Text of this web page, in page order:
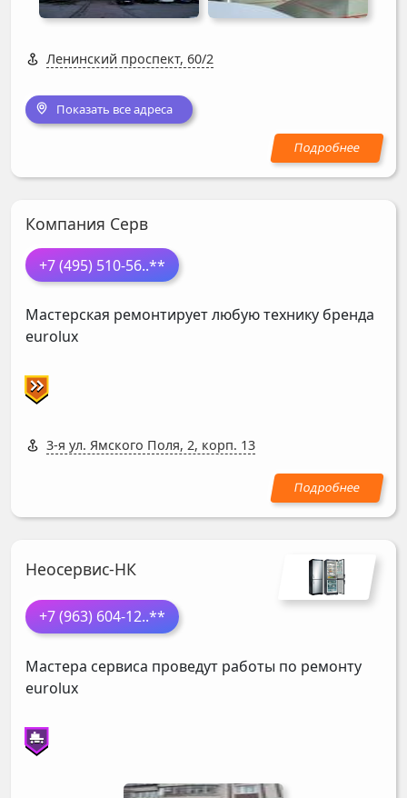
Ленинский проспект, 60/2
Показать все адреса
Компания Серв
+7 (495) 510-56..**
Мастерская ремонтирует любую технику бренда
eurolux
3-я ул. Ямского Поля, 2, корп. 13
Неосервис-НК
+7 (963) 604-12..**
Мастера сервиса проведут работы по ремонту
eurolux